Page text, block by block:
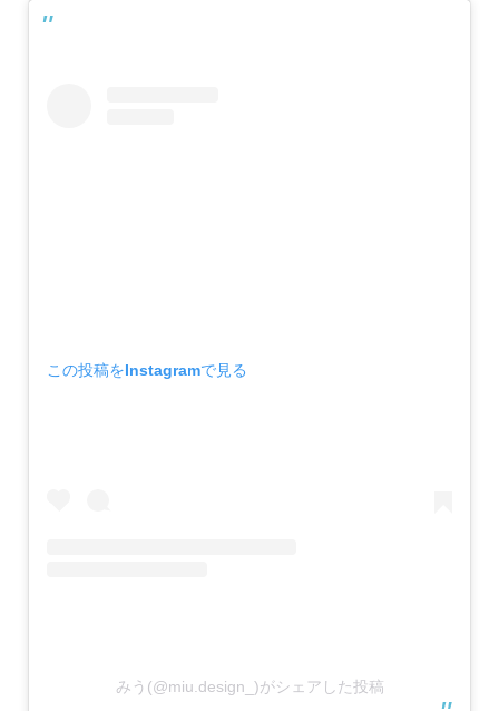
この投稿をInstagramで見る
みう(@miu.design_)がシェアした投稿